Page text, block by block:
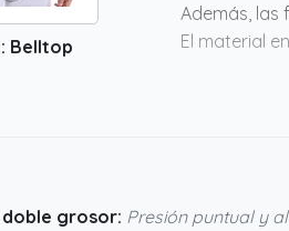
Belltop
Además, las
El material
grosor: Presión puntual y